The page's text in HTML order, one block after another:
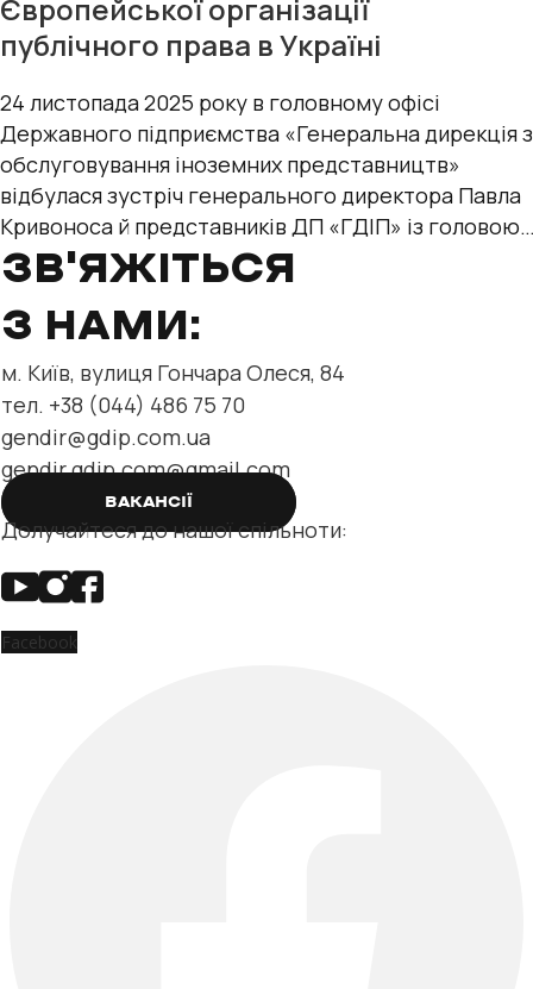
Європейської організації
публічного права в Україні
24 листопада 2025 року в головному офісі
Державного підприємства «Генеральна дирекція з
обслуговування іноземних представництв»
відбулася зустріч генерального директора Павла
Кривоноса й представників ДП «ГДІП» із головою
офісу Європейської організації
ЗВ'ЯЖІТЬСЯ
З НАМИ:
м. Київ, вулиця Гончара Олеся, 84
тел. +38 (044) 486 75 70
gendir@gdip.com.ua
gendir.gdip.com@gmail.com
ВАКАНСІЇ
Долучайтеся до нашої спільноти:
Facebook